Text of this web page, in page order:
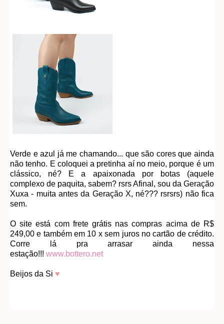
Verde e azul já me chamando... que são cores que ainda
não tenho. E coloquei a pretinha aí no meio, porque é um
clássico, né? E a apaixonada por botas (aquele
complexo de paquita, sabem? rsrs Afinal, sou da Geração
Xuxa - muita antes da Geração X, né??? rsrsrs) não fica
sem.
O site está com frete grátis nas compras acima de R$
249,00 e também em 10 x sem juros no cartão de crédito.
Corre lá pra arrasar ainda nessa
estação!!! www.bottero.net
Beijos da Si ♥